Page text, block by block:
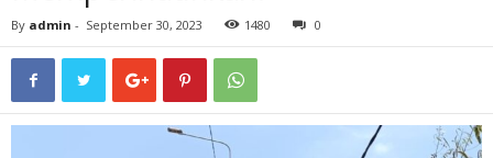
By admin - September 30, 2023 1480 0